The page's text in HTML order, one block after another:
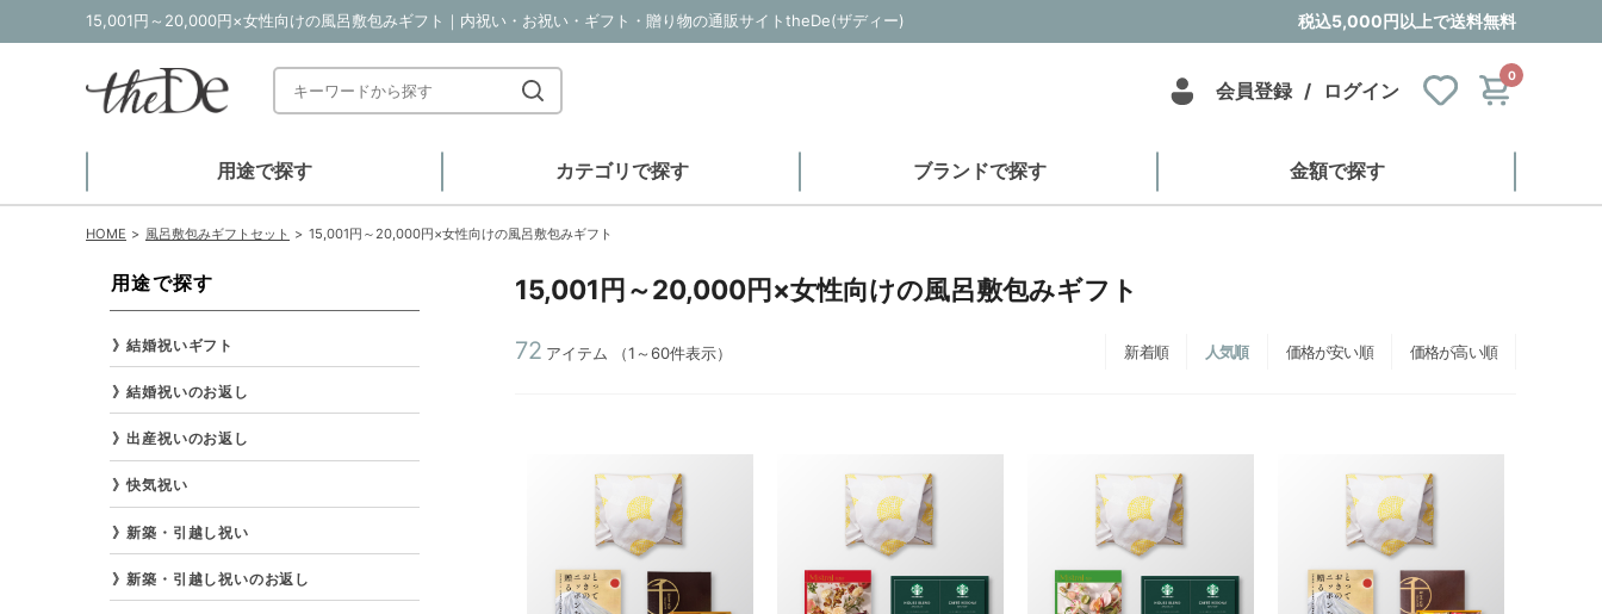
15,001円～20,000円×女性向けの風呂敷包みギフト｜内祝い・お祝い・ギフト・贈り物の通販サイトtheDe(ザディー) 税込5,000円以上で送料無料
会員登録 / ログイン
0
用途で探す カテゴリで探す ブランドで探す 金額で探す
HOME 風呂敷包みギフトセット 15,001円～20,000円×女性向けの風呂敷包みギフト
15,001円～20,000円×女性向けの風呂敷包みギフト
72 アイテム （1～60件表示） 新着順 人気順 価格が安い順 価格が高い順
用途で探す
結婚祝いギフト
結婚祝いのお返し
出産祝いのお返し
快気祝い
新築・引越し祝い
新築・引越し祝いのお返し